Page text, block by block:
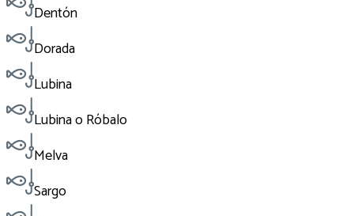
Dentón
Dorada
Lubina
Lubina o Róbalo
Melva
Sargo